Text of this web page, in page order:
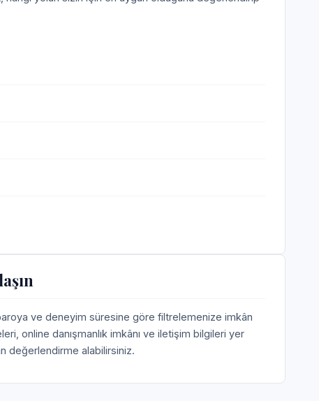
ve deneyim süresine göre filtrelemenize imkân
online danışmanlık imkânı ve iletişim bilgileri yer
değerlendirme alabilirsiniz.